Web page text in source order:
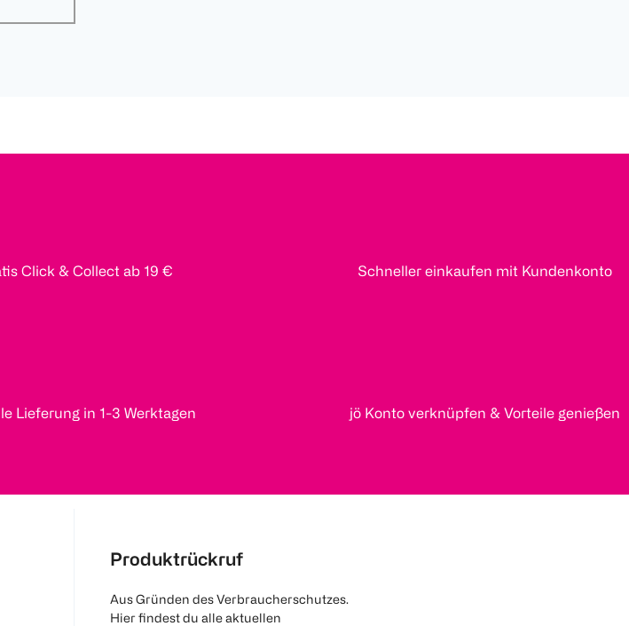
Click & Collect ab 19 € Schneller einkaufen mit Kundenkonto
Lieferung in 1-3 Werktagen jö Konto verknüpfen & Vorteile genießen
Produktrückruf
Aus Gründen des Verbraucherschutzes.
Hier findest du alle aktuellen